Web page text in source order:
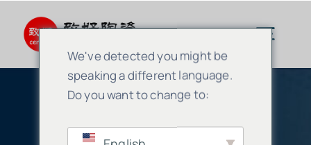
content
เซรามิกขั้นสูง
ส่วนประกอบเซรามิกอ
We've detected you might be
speaking a different language.
Do you want to change to: